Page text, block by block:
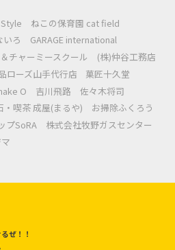
ねこの保育園 cat field
いろ
GARAGE international
チャーミースクール
(株)仲谷工務店
ローズ山手代行店
菓匠十久堂
O 吉川飛路
佐々木将司
・喫茶 成屋(まるや)
お掃除ふくろう
プSoRA
株式会社牧野ガスセンター
ぜ！！